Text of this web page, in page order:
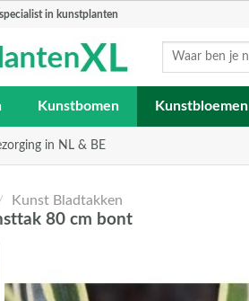
in kunstplanten
Zoeken
Kunstbomen Kunstbloemen
in NL & BE
Kunst Bladtakken
80 cm bont